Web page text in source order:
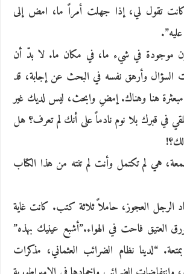
تقول لي، إذا جهلت أمراً ما، امض إلى
موجودة في شيء ما، في مكان ما. لا بدّ أن
وأرهق نفسه في البحث عن إجابة، قد
مبعثرة هنا وهناك. إمضِ وابحث، ليس لديك غير
في قبرك بلا نوم نادماً على أنك لم تعرف؟ هل
هي لم تكتمل وأنت لم تنته من هذا الكتاب
العجوز، حاملاً ثلاثة كتب. كانت غاية
العتيق فاحت في الهواء.”أشبع عينيك بهذه”
“لدينا نظام الضرائب العثماني، مذكرات